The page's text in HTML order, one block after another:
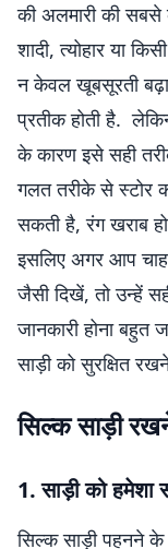
की अलमारी की सबसे
शादी, त्योहार या
न केवल खूबसूरती
प्रतीक होती है.
के कारण इसे सही
गलत तरीके से स्टोर
सकती है, रंग खराब
इसलिए अगर आप
जैसी दिखें, तो उन्हें
जानकारी होना
साड़ी को सुरक्षित
सिल्क साड़ी
1. साड़ी को
सिल्क साड़ी पहनने